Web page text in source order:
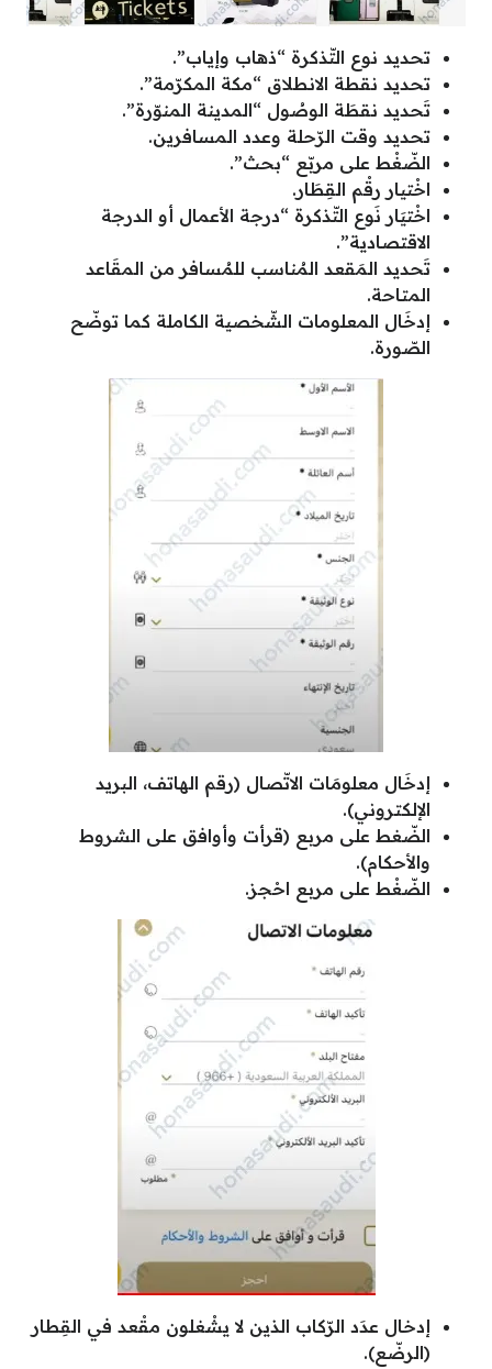
تحديد نوع التّذكرة “ذهاب وإياب”.
تحديد نقطة الانطلاق “مكة المكرّمة”.
تَحديد نقطَة الوصُول “المدينة المنوّرة”.
تحديد وقت الرّحلة وعدد المسافرين.
الضّغْط على مربّع “بحث”.
اخْتيار رقْم القِطَار.
اخْتيَار نَوع التّذكرة “درجة الأعمال أو الدرجة
الاقتصادية”.
تَحديد المَقعد المُناسب للمُسافر من المقَاعد
المتاحة.
إدخَال المعلومات الشّخصية الكاملة كما توضّح
الصّورة.
إدخَال معلومَات الاتّصال (رقم الهاتف، البريد
الإلكتروني).
الضّغط على مربع (قرأت وأوافق على الشروط
والأحكام).
الضّغْط على مربع احْجز.
إدخال عدَد الرّكاب الذين لا يشْغلون مقْعد في القِطار
(الرضّع).